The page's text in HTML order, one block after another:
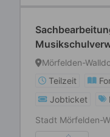
Mörfelden-
Teilzeit
Jobticket
Stadt Mörfelden-